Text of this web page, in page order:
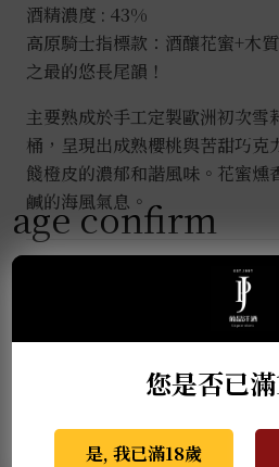
酒精濃度 : 43%
高原騎士指標款：酒釀花蜜+木
之最的悠長尾韻！
主要熟成於手工定製歐洲初次雪
桶，呈現出成熟櫻桃與苦甜巧克
餞橙皮的濃郁和諧風味。花蜜燻
鹹的海風氣息。
age confirm
您是否已
是, 我已滿18歲